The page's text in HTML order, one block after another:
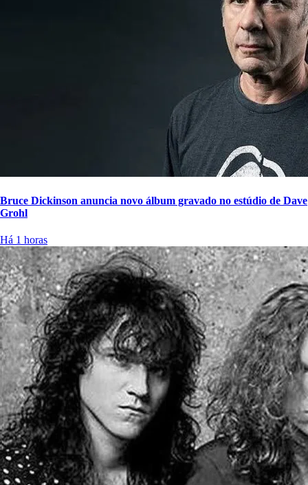
Bruce Dickinson anuncia novo álbum gravado no estúdio de Dave
Grohl
Há 1 horas